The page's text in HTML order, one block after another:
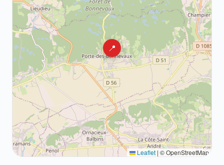
📍
Leaflet | © OpenStreetMap